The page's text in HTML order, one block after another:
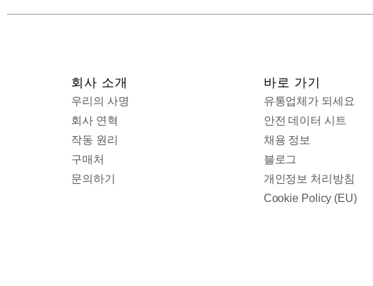
회사 소개
우리의 사명
회사 연혁
작동 원리
구매처
문의하기
바로 가기
유통업체가 되세요
안전 데이터 시트
채용 정보
블로그
개인정보 처리방침
Cookie Policy (EU)